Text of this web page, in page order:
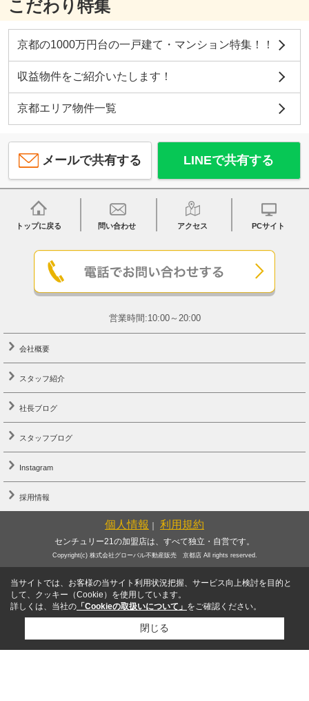
こだわり特集
京都の1000万円台の一戸建て・マンション特集！！
収益物件をご紹介いたします！
京都エリア物件一覧
メールで共有する LINEで共有する
トップに戻る 問い合わせ アクセス PCサイト
営業時間:10:00～20:00
会社概要
スタッフ紹介
社長ブログ
スタッフブログ
Instagram
採用情報
個人情報 利用規約
センチュリー21の加盟店は、すべて独立・自営です。
Copyright(c) 株式会社グローバル不動産販売 京都店 All rights reserved.
当サイトでは、お客様の当サイト利用状況把握、サービス向上検討を目的と
して、クッキー（Cookie）を使用しています。
詳しくは、当社の 「Cookieの取扱いについて」 をご確認ください。
閉じる